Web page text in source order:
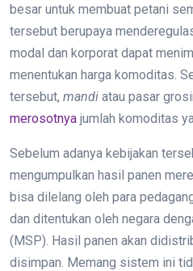
besar untuk membuat petani
tersebut berupaya
modal dan korporat dapat
menentukan harga komoditas.
tersebut, mandi atau pasar
merosotnya jumlah komoditas
Sebelum adanya kebijakan
mengumpulkan hasil panen
bisa dilelang oleh para
dan ditentukan oleh negara
(MSP). Hasil panen akan
disimpan. Memang sistem ini